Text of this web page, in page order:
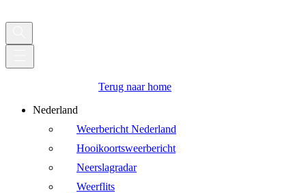
Terug naar home
Nederland
Weerbericht Nederland
Hooikoortsweerbericht
Neerslagradar
Weerflits